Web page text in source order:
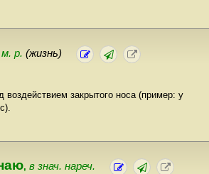
р. (жизнь)
воздействием закрытого носа (пример: у
, в знач. нареч.